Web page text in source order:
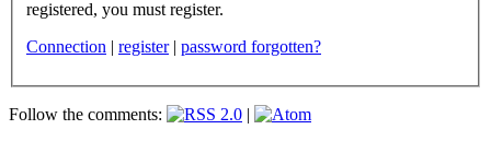
registered, you must register.
Connection | register | password forgotten?
Follow the comments: |